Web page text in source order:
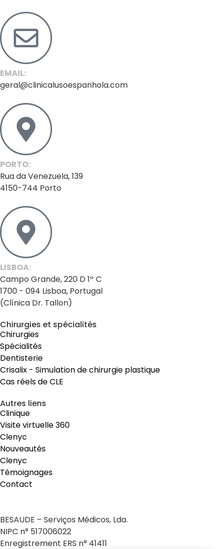
EMAIL:
geral@clinicalusoespanhola.com
PORTO:
Rua da Venezuela, 139
4150-744 Porto
LISBOA:
Campo Grande, 220 D 1º C
1700 - 094 Lisboa, Portugal
(Clínica Dr. Tallon)
Chirurgies et spécialités
Chirurgies
Spécialités
Dentisterie
Crisalix - Simulation de chirurgie plastique
Cas réels de CLE
Autres liens
Clinique
Visite virtuelle 360
Clenyc
Nouveautés
Clenyc
Témoignages
Contact
BESAUDE – Serviços Médicos, Lda.
NIPC n° 517006022
Enregistrement ERS n° 41411